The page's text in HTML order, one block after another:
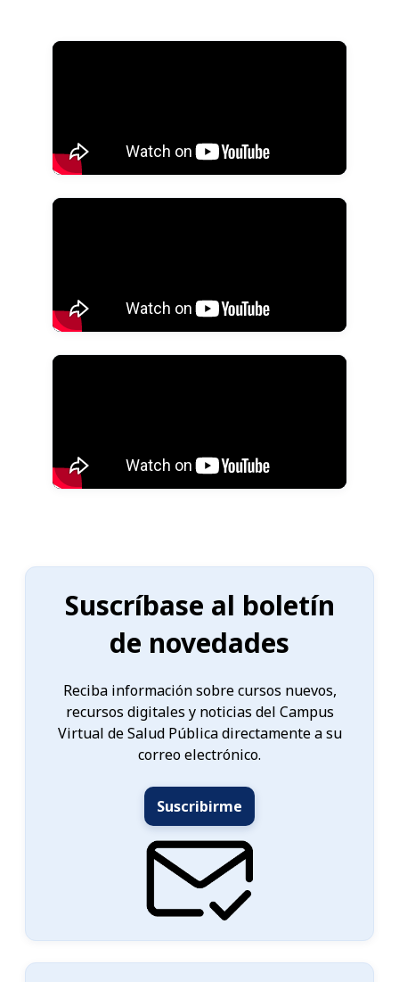
Suscríbase al boletín
de novedades
Reciba información sobre cursos nuevos,
recursos digitales y noticias del Campus
Virtual de Salud Pública directamente a su
correo electrónico.
Suscribirme